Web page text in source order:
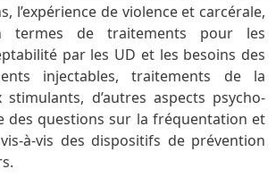
l’expérience de violence et carcérale,
termes de traitements pour les
par les UD et les besoins des
injectables, traitements de la
stimulants, d’autres aspects psycho-
des questions sur la fréquentation et
à-vis des dispositifs de prévention